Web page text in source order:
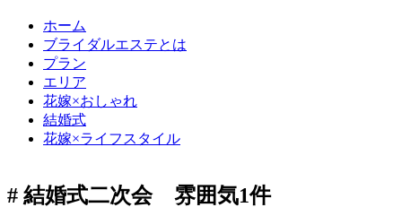
ホーム
ブライダルエステとは
プラン
エリア
花嫁×おしゃれ
結婚式
花嫁×ライフスタイル
# 結婚式二次会 雰囲気1件